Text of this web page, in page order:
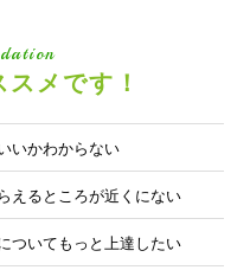
メです！
いかわからない
えるところが近くにない
ついてもっと上達したい